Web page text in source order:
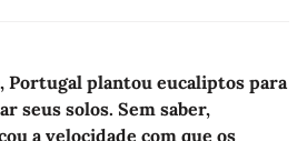
Portugal plantou eucaliptos para
seus solos. Sem saber,
a velocidade com que os